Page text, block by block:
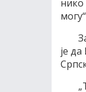
нико
је